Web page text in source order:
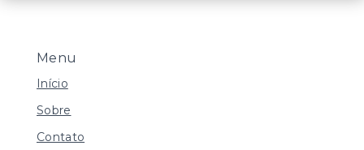
Menu
Início
Sobre
Contato